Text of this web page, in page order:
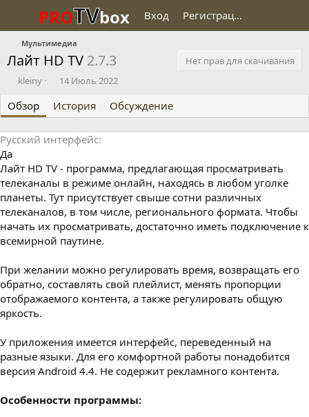
PROTVbox Вход Регистрация
Мультимедиа
Лайт HD TV 2.7.3
Нет прав для скачивания
О
у
б
л
и
о
в
л
kleiny
Д
т
а
с
о
д
а
и
я
14 Июль 2022
Обзор История Обсуждение
Русский интерфейс
Да
Лайт HD TV - программа, предлагающая просматривать
телеканалы в режиме онлайн, находясь в любом уголке
планеты. Тут присутствует свыше сотни различных
телеканалов, в том числе, регионального формата. Чтобы
начать их просматривать, достаточно иметь подключение к
всемирной паутине.
При желании можно регулировать время, возвращать его
обратно, составлять свой плейлист, менять пропорции
отображаемого контента, а также регулировать общую
яркость.
У приложения имеется интерфейс, переведенный на
разные языки. Для его комфортной работы понадобится
версия Android 4.4. Не содержит рекламного контента.
Особенности программы: